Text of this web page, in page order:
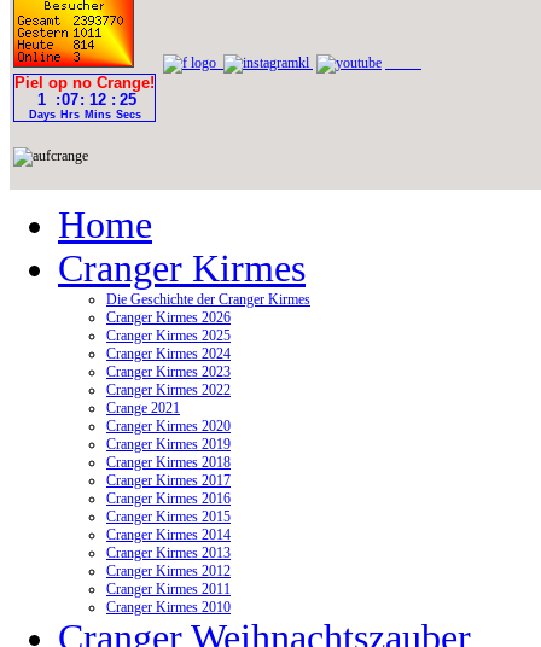
Home
Cranger Kirmes
Die Geschichte der Cranger Kirmes
Cranger Kirmes 2026
Cranger Kirmes 2025
Cranger Kirmes 2024
Cranger Kirmes 2023
Cranger Kirmes 2022
Crange 2021
Cranger Kirmes 2020
Cranger Kirmes 2019
Cranger Kirmes 2018
Cranger Kirmes 2017
Cranger Kirmes 2016
Cranger Kirmes 2015
Cranger Kirmes 2014
Cranger Kirmes 2013
Cranger Kirmes 2012
Cranger Kirmes 2011
Cranger Kirmes 2010
Cranger Weihnachtszauber